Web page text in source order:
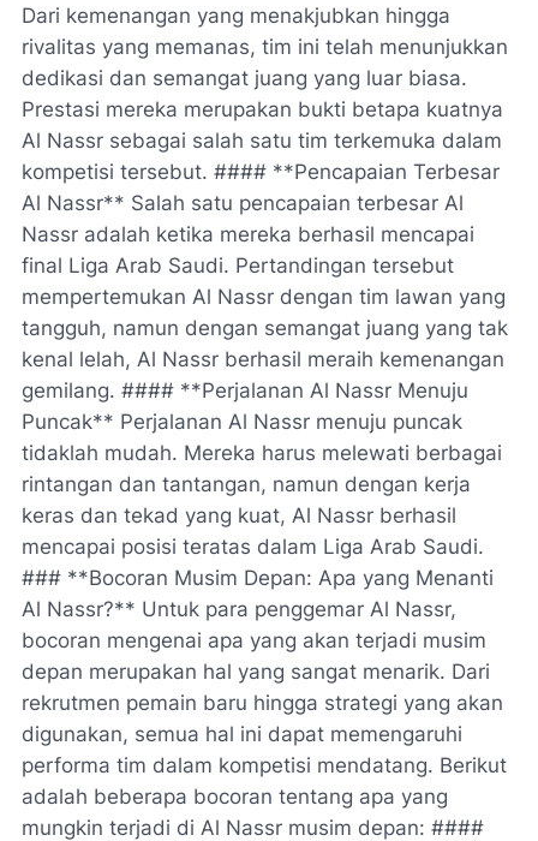
Dari kemenangan yang menakjubkan hingga
rivalitas yang memanas, tim ini telah menunjukkan
dedikasi dan semangat juang yang luar biasa.
Prestasi mereka merupakan bukti betapa kuatnya
Al Nassr sebagai salah satu tim terkemuka dalam
kompetisi tersebut. #### **Pencapaian Terbesar
Al Nassr** Salah satu pencapaian terbesar Al
Nassr adalah ketika mereka berhasil mencapai
final Liga Arab Saudi. Pertandingan tersebut
mempertemukan Al Nassr dengan tim lawan yang
tangguh, namun dengan semangat juang yang tak
kenal lelah, Al Nassr berhasil meraih kemenangan
gemilang. #### **Perjalanan Al Nassr Menuju
Puncak** Perjalanan Al Nassr menuju puncak
tidaklah mudah. Mereka harus melewati berbagai
rintangan dan tantangan, namun dengan kerja
keras dan tekad yang kuat, Al Nassr berhasil
mencapai posisi teratas dalam Liga Arab Saudi.
### **Bocoran Musim Depan: Apa yang Menanti
Al Nassr?** Untuk para penggemar Al Nassr,
bocoran mengenai apa yang akan terjadi musim
depan merupakan hal yang sangat menarik. Dari
rekrutmen pemain baru hingga strategi yang akan
digunakan, semua hal ini dapat memengaruhi
performa tim dalam kompetisi mendatang. Berikut
adalah beberapa bocoran tentang apa yang
mungkin terjadi di Al Nassr musim depan: ####